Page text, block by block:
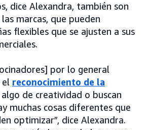
dice Alexandra, también son
marcas, que pueden
flexibles que se ajusten a sus
por lo general
el reconocimiento de la
de creatividad o buscan
muchas cosas diferentes que
optimizar”, dice Alexandra.